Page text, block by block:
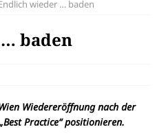
wieder … baden
baden
Wiedereröffnung nach der
Practice“ positionieren.